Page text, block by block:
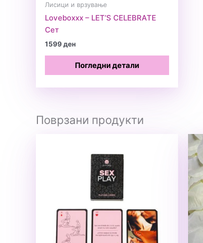
Лисици и врзување
Loveboxxx – LET’S CELEBRATE
Сет
1599ден
Погледни детали
Поврзани продукти